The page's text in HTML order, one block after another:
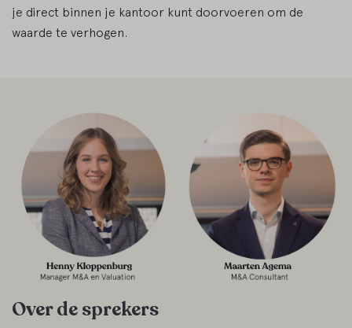
je direct binnen je kantoor kunt doorvoeren om de
waarde te verhogen.
Over de sprekers